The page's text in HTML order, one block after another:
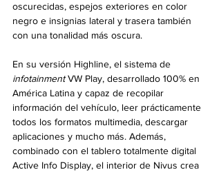
oscurecidas, espejos exteriores en color
negro e insignias lateral y trasera también
con una tonalidad más oscura.
En su versión Highline, el sistema de
infotainment VW Play, desarrollado 100% en
América Latina y capaz de recopilar
información del vehículo, leer prácticamente
todos los formatos multimedia, descargar
aplicaciones y mucho más. Además,
combinado con el tablero totalmente digital
Active Info Display, el interior de Nivus crea